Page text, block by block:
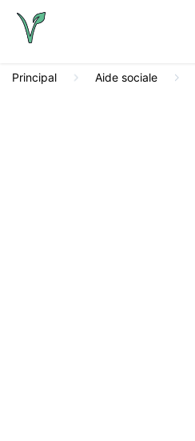
Principal Aide sociale